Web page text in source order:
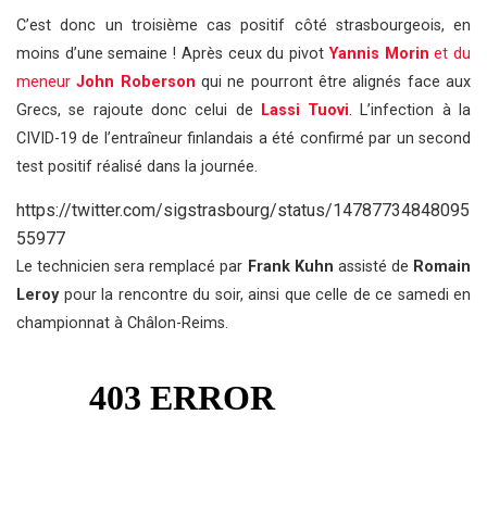
C’est donc un troisième cas positif côté strasbourgeois, en
moins d’une semaine ! Après ceux du pivotYannis Morin et du
meneurJohn Roberson qui ne pourront être alignés face aux
Grecs, se rajoute donc celui de
Lassi Tuovi. L’infection à la
CIVID-19 de l’entraîneur finlandais a été confirmé par un second
test positif réalisé dans la journée.
https://twitter.com/sigstrasbourg/status/14787734848095
55977
Le technicien sera remplacé par Frank Kuhn assisté de Romain
Leroypour la rencontre du soir, ainsi que celle de ce samedi en
championnat à Châlon-Reims.